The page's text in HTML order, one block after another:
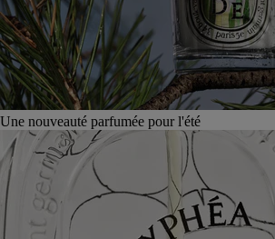
Une nouveauté parfumée pour l'été